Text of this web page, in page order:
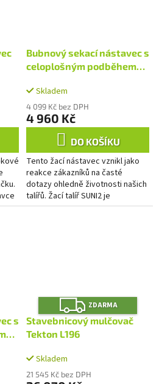
je
Bubnový sekací nástavec s
celoplošným podběhem
Skladem
4 099 Kč bez DPH
4 960 Kč
DO KOŠÍKU
Tento žací nástavec vznikl jako
reakce zákazníků na časté
dotazy ohledně životnosti našich
talířů. Žací talíř SUNI2 je
standardně osazený čtveřicí
s
Z
D
A
R
ZDARMA
Stavebnicový mulčovač
Tekton L196
Skladem
21 545 Kč bez DPH